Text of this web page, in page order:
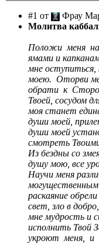
#1 от
Фрау
Молитва
Положи меня на
ямами и
мне оступиться,
моею. Оторви
обрати к
Твоей, сосудом
моя станет
души моей,
души моей
смотреть
Из бездны со
душу мою, все
Научи меня
раскаяние
свет, зло в
мне мудрость и
исполнить Твой
укроют меня, и